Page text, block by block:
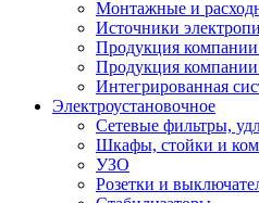
Монтажные и
Источники
Продукция
Продукция
Интегрированная
Электроустановочное
Сетевые фильтры,
Шкафы, стойки и
УЗО
Розетки и